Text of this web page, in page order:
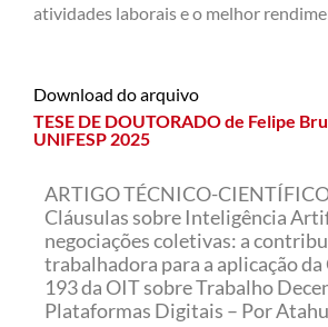
atividades laborais e o melhor
Download do arquivo
TESE DE DOUTORADO de Felipe
UNIFESP 2025
ARTIGO TÉCNICO-
Cláusulas sobre Inteligência
negociações coletivas: a
trabalhadora para a aplicação da
193 da OIT sobre Trabalho
Plataformas Digitais – Por